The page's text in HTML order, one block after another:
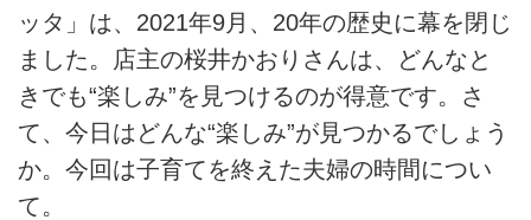
ッタ」は、2021年9月、20年の歴史に幕を閉じ
ました。店主の桜井かおりさんは、どんなと
きでも“楽しみ”を見つけるのが得意です。さ
て、今日はどんな“楽しみ”が見つかるでしょう
か。今回は子育てを終えた夫婦の時間につい
て。